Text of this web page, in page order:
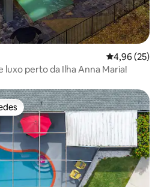
4,96 de uma
4,96 (25)
luxo perto da Ilha Anna Maria!
dos hóspedes